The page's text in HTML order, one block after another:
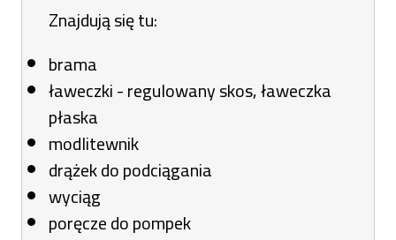
Znajdują się tu:
brama
ławeczki - regulowany skos, ławeczka
płaska
modlitewnik
drążek do podciągania
wyciąg
poręcze do pompek